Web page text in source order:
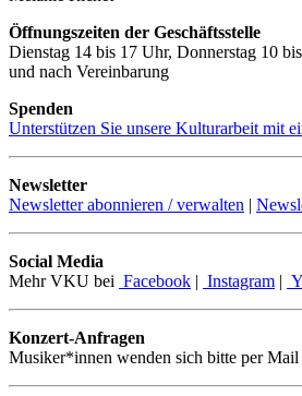
Öffnungszeiten der Geschäftsstelle
Dienstag 14 bis 17 Uhr, Donnerstag 10
und nach Vereinbarung
Spenden
Unterstützen Sie unsere Kulturarbeit mit
Newsletter
Newsletter abonnieren / verwalten |
Social Media
Mehr VKU bei Facebook | Instagram |
Konzert-Anfragen
Musiker*innen wenden sich bitte per Mail